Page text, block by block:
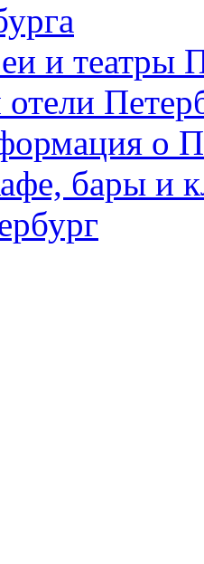
и театры
о
бары и